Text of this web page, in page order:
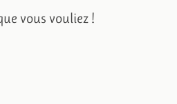
vous vouliez !